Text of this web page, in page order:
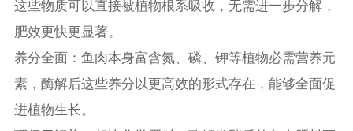
这些物质可以直接被植物根系吸收，无需进一步分解，
肥效更快更显著。
养分全面：鱼肉本身富含氮、磷、钾等植物必需营养元
素，酶解后这些养分以更高效的形式存在，能够全面促
进植物生长。